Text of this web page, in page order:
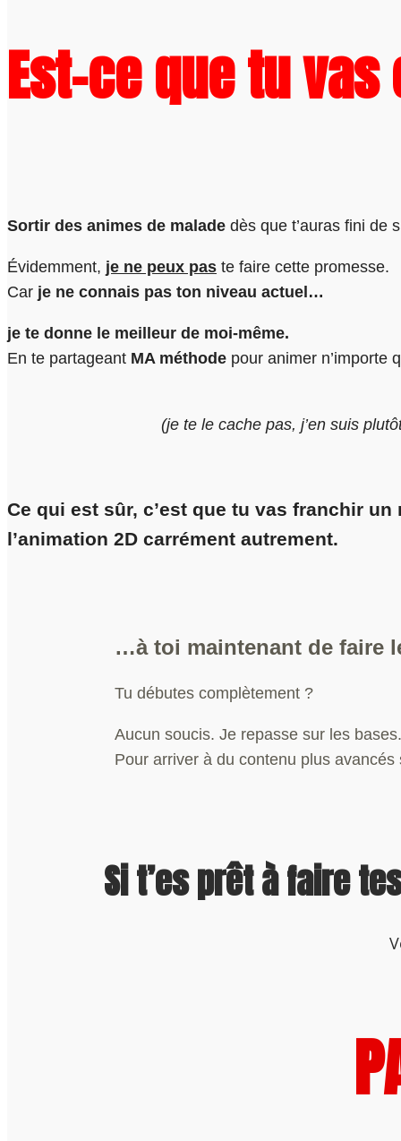
Est-ce que tu
Sortir des animes de malade dès que t’auras fini de
Évidemment, je ne peux pas te faire cette promesse.
Car je ne connais pas ton niveau actuel…
je te donne le meilleur de moi-même.
En te partageant MA méthode pour animer n’importe
(je te le cache pas, j’en suis
Ce qui est sûr, c’est que tu vas franchir un
l’animation 2D carrément autrement.
…à toi maintenant de faire
Tu débutes complètement ?
Aucun soucis. Je repasse sur les bases.
Pour arriver à du contenu plus avancés
Si t’es prêt à faire